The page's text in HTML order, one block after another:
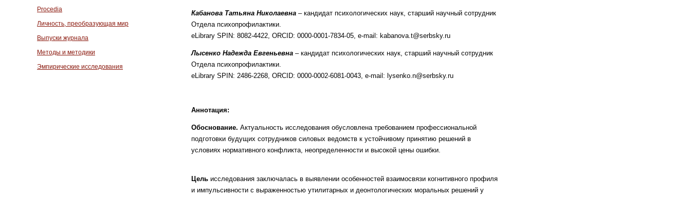
Procedia
Личность, преобразующая мир
Выпуски журнала
Методы и методики
Эмпирические исследования
Кабанова Татьяна Николаевна – кандидат психологических наук, старший научный сотрудник
Отдела психопрофилактики.
eLibrary SPIN: 8082-4422, ORCID: 0000-0001-7834-05, e-mail: kabanova.t@serbsky.ru
Лысенко Надежда Евгеньевна – кандидат психологических наук, старший научный сотрудник
Отдела психопрофилактики.
eLibrary SPIN: 2486-2268, ORCID: 0000-0002-6081-0043, e-mail: lysenko.n@serbsky.ru
Аннотация:
Обоснование. Актуальность исследования обусловлена требованием профессиональной
подготовки будущих сотрудников силовых ведомств к устойчивому принятию решений в
условиях нормативного конфликта, неопределенности и высокой цены ошибки.
Цель исследования заключалась в выявлении особенностей взаимосвязи когнитивного профиля
и импульсивности с выраженностью утилитарных и деонтологических моральных решений у